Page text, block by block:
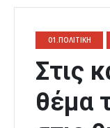
01.ΠΟΛΙΤΙΚΗ
Στις
θέμα